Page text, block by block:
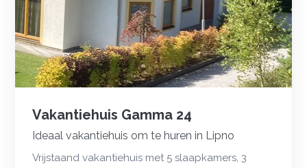
Vakantiehuis Gamma 24
Ideaal vakantiehuis om te huren in Lipno
Vrijstaand vakantiehuis met 5 slaapkamers, 3